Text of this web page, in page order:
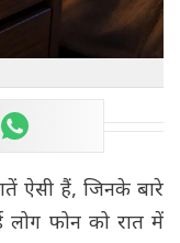
ऐसी हैं, जिनके बारे
लोग फोन को रात में